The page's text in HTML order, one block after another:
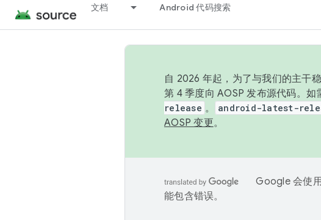
文档 Android 代码搜索
自 2026 年起，为了与我们的主干
第 4 季度向 AOSP 发布源代码。
release 。 android-latest-
AOSP 变更。
Google 会使
能包含错误。